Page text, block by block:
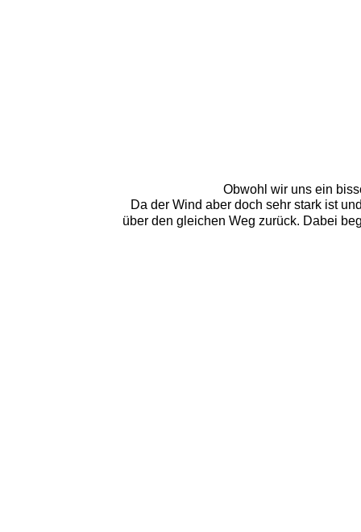
Obwohl wir uns ein
Da der Wind aber doch sehr stark ist
über den gleichen Weg zurück. Dabei